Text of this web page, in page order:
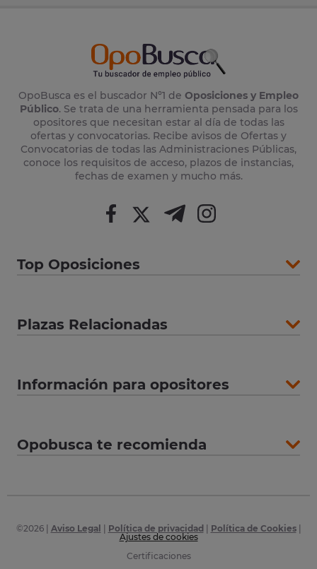
OpoBusca es el buscador Nº1 de Oposiciones y Empleo
Público. Se trata de una herramienta pensada para los
opositores que necesitan estar al día de todas las
ofertas y convocatorias. Recibe avisos de Ofertas y
Convocatorias de todas las Administraciones Públicas,
conoce los requisitos de acceso, plazos de instancias,
fechas de examen y mucho más.
Top Oposiciones
Plazas Relacionadas
Información para opositores
Opobusca te recomienda
©2026| Aviso Legal Política de privacidad Política de Cookies|
Ajustes de cookies
Certificaciones